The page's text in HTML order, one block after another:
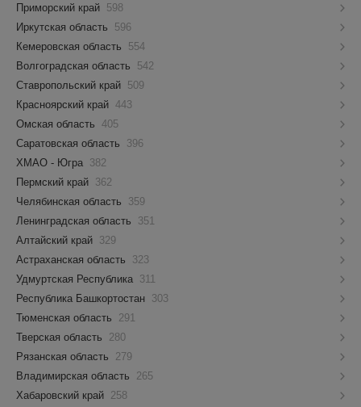
Приморский край 598
Иркутская область
596
Кемеровская область
554
Волгоградская область
542
Ставропольский край 509
Красноярский край 443
Омская область 405
Саратовская область
396
ХМАО - Югра 382
Пермский край 362
Челябинская область
359
Ленинградская область
351
Алтайский край 329
Астраханская область
323
Удмуртская Республика 311
Республика Башкортостан 303
Тюменская область
291
Тверская область
280
Рязанская область
279
Владимирская область
265
Хабаровский край 258